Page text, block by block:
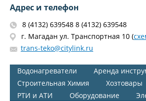
Адрес и телефон
8 (4132) 639548 8 (4132) 639548
г. Магадан ул. Транспортная 10 (
trans-teko@citylink.ru
Водонагреватели Аренда
Строительная Химия
Хозтовары
РТИ и АТИ
Оборудование